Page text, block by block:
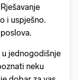
i uspješno.
jednogodišnje
neku